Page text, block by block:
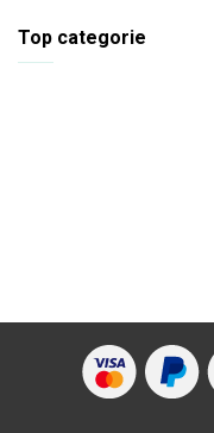
Top categorie